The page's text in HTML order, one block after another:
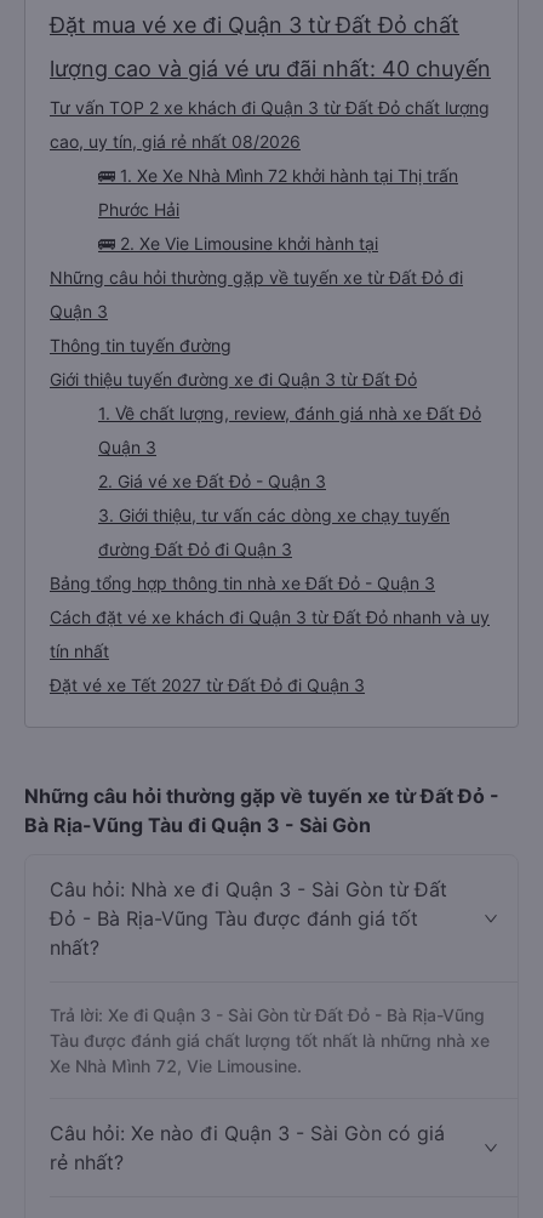
nhân viên tại văn phòng có thể nói được tiếng Anh và rất thân thiện. Tôi sẽ
giới thiệu công ty dịch vụ vận tải này cho mọi người để có chuyến đi an
Đặt mua vé xe đi Quận 3 từ Đất Đỏ chất
lượng cao và giá vé ưu đãi nhất: 40 chuyến
Tư vấn TOP 2 xe khách đi Quận 3 từ Đất Đỏ chất lượng
cao, uy tín, giá rẻ nhất 08/2026
🚌 1. Xe Xe Nhà Mình 72 khởi hành tại Thị trấn
Phước Hải
🚌 2. Xe Vie Limousine khởi hành tại
Những câu hỏi thường gặp về tuyến xe từ Đất Đỏ đi
Quận 3
Thông tin tuyến đường
Giới thiệu tuyến đường xe đi Quận 3 từ Đất Đỏ
1. Về chất lượng, review, đánh giá nhà xe Đất Đỏ
Quận 3
2. Giá vé xe Đất Đỏ - Quận 3
3. Giới thiệu, tư vấn các dòng xe chạy tuyến
đường Đất Đỏ đi Quận 3
Bảng tổng hợp thông tin nhà xe Đất Đỏ - Quận 3
Cách đặt vé xe khách đi Quận 3 từ Đất Đỏ nhanh và uy
tín nhất
Đặt vé xe Tết 2027 từ Đất Đỏ đi Quận 3
Những câu hỏi thường gặp về tuyến xe từ Đất Đỏ -
Bà Rịa-Vũng Tàu đi Quận 3 - Sài Gòn
Câu hỏi: Nhà xe đi Quận 3 - Sài Gòn từ Đất
Đỏ - Bà Rịa-Vũng Tàu được đánh giá tốt
nhất?
Trả lời: Xe đi Quận 3 - Sài Gòn từ Đất Đỏ - Bà Rịa-Vũng
Tàu được đánh giá chất lượng tốt nhất là những nhà xe
Xe Nhà Mình 72, Vie Limousine.
Câu hỏi: Xe nào đi Quận 3 - Sài Gòn có giá
rẻ nhất?